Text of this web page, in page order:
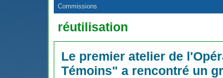
Commissions
réutilisation
Le premier atelier de
Témoins" a rencontré un